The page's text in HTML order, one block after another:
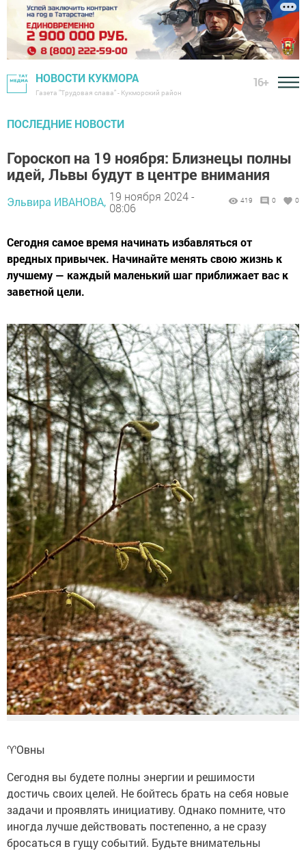
НОВОСТИ КУКМОРА
Газета "Трудовая слава" - Кукморский район
16+
ПОСЛЕДНИЕ НОВОСТИ
Гороскоп на 19 ноября: Близнецы полны
идей, Львы будут в центре внимания
Эльвира ИВАНОВА, 19 ноября 2024 -
08:06
419 0 0
Сегодня самое время начинать избавляться от
вредных привычек. Начинайте менять свою жизнь к
лучшему — каждый маленький шаг приближает вас к
заветной цели.
♈️Овны
Сегодня вы будете полны энергии и решимости
достичь своих целей. Не бойтесь брать на себя новые
задачи и проявлять инициативу. Однако помните, что
иногда лучше действовать постепенно, а не сразу
бросаться в гущу событий. Будьте внимательны